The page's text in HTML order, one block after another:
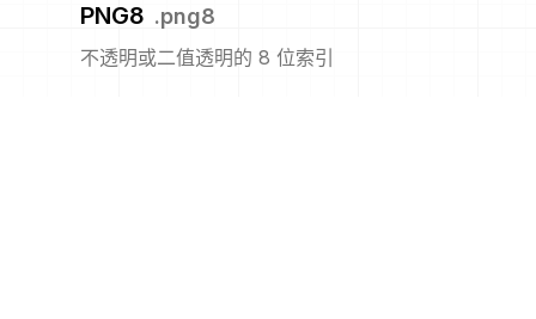
PNG8 .png8
不透明或二值透明的 8 位索引